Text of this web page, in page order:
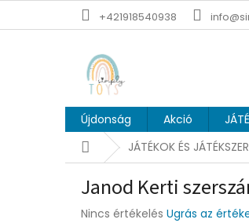
+421918540938
Újdonság Akció
KezdőlapJÁTÉKOK ÉS
Janod Kerti
A
Nincs értékelés Ugrás az